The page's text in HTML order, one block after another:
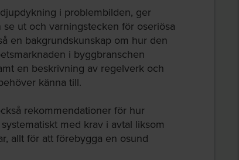
i problembilden, ger
ut och varningstecken för oseriösa
en bakgrundskunskap om hur den
i byggbranschen
en beskrivning av regelverk och
känna till.
rekommendationer för hur
med krav i avtal liksom
allt för att förebygga en osund